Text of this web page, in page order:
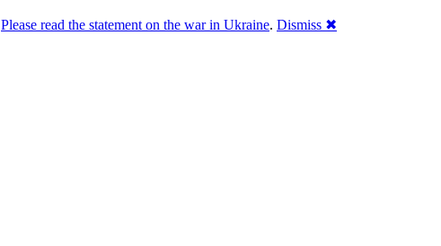
Please read the statement on the war in Ukraine. Dismiss ✖